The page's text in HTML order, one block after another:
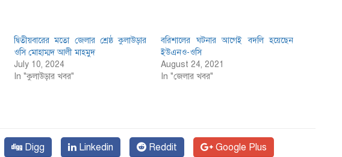
দ্বিতীয়বারের মতো জেলার শ্রেষ্ঠ কুলাউড়ার
ওসি মোহাম্মদ আলী মাহমুদ
July 10, 2024
In "কুলাউড়ার খবর"
বরিশালের ঘটনার আগেই বদলি হয়েছেন
ইউএনও-ওসি
August 24, 2021
In "জেলার খবর"
Digg Linkedin Reddit Google Plus